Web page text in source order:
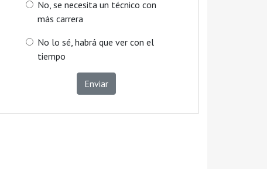
No, se necesita un técnico con
más carrera
No lo sé, habrá que ver con el
tiempo
Enviar